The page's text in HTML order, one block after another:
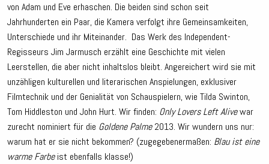
von Adam und Eve erhaschen. Die beiden sind schon seit
Jahrhunderten ein Paar, die Kamera verfolgt ihre Gemeinsamkeiten,
Unterschiede und ihr Miteinander. Das Werk des Independent-
Regisseurs Jim Jarmusch erzählt eine Geschichte mit vielen
Leerstellen, die aber nicht inhaltslos bleibt. Angereichert wird sie mit
unzähligen kulturellen und literarischen Anspielungen, exklusiver
Filmtechnik und der Genialität von Schauspielern, wie Tilda Swinton,
Tom Hiddleston und John Hurt. Wir finden: Only Lovers Left Alivewar
zurecht nominiert für die Goldene Palme2013. Wir wundern uns nur:
warum hat er sie nicht bekommen? (zugegebenermaßen: Blau ist eine
warme Farbeist ebenfalls klasse!)